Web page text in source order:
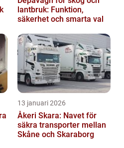
lantbruk: Funktion,
säkerhet och smarta val
13 januari 2026
Åkeri Skara: Navet för
säkra transporter mellan
Skåne och Skaraborg